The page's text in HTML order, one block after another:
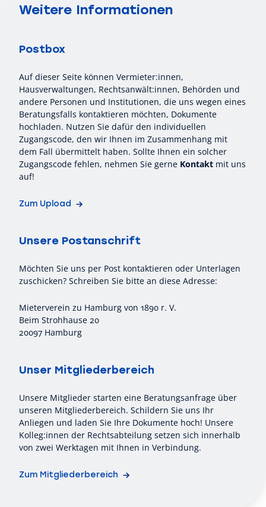
Weitere Informationen
Postbox
Auf dieser Seite können Vermieter:innen,
Hausverwaltungen, Rechtsanwält:innen, Behörden und
andere Personen und Institutionen, die uns wegen eines
Beratungsfalls kontaktieren möchten, Dokumente
hochladen. Nutzen Sie dafür den individuellen
Zugangscode, den wir Ihnen im Zusammenhang mit
dem Fall übermittelt haben. Sollte Ihnen ein solcher
Zugangscode fehlen, nehmen Sie gerne Kontakt mit uns
auf!
Zum Upload
Unsere Postanschrift
Möchten Sie uns per Post kontaktieren oder Unterlagen
zuschicken? Schreiben Sie bitte an diese Adresse:
Mieterverein zu Hamburg von 1890 r. V.
Beim Strohhause 20
20097 Hamburg
Unser Mitgliederbereich
Unsere Mitglieder starten eine Beratungsanfrage über
unseren Mitgliederbereich. Schildern Sie uns Ihr
Anliegen und laden Sie Ihre Dokumente hoch! Unsere
Kolleg:innen der Rechtsabteilung setzen sich innerhalb
von zwei Werktagen mit Ihnen in Verbindung.
Zum Mitgliederbereich